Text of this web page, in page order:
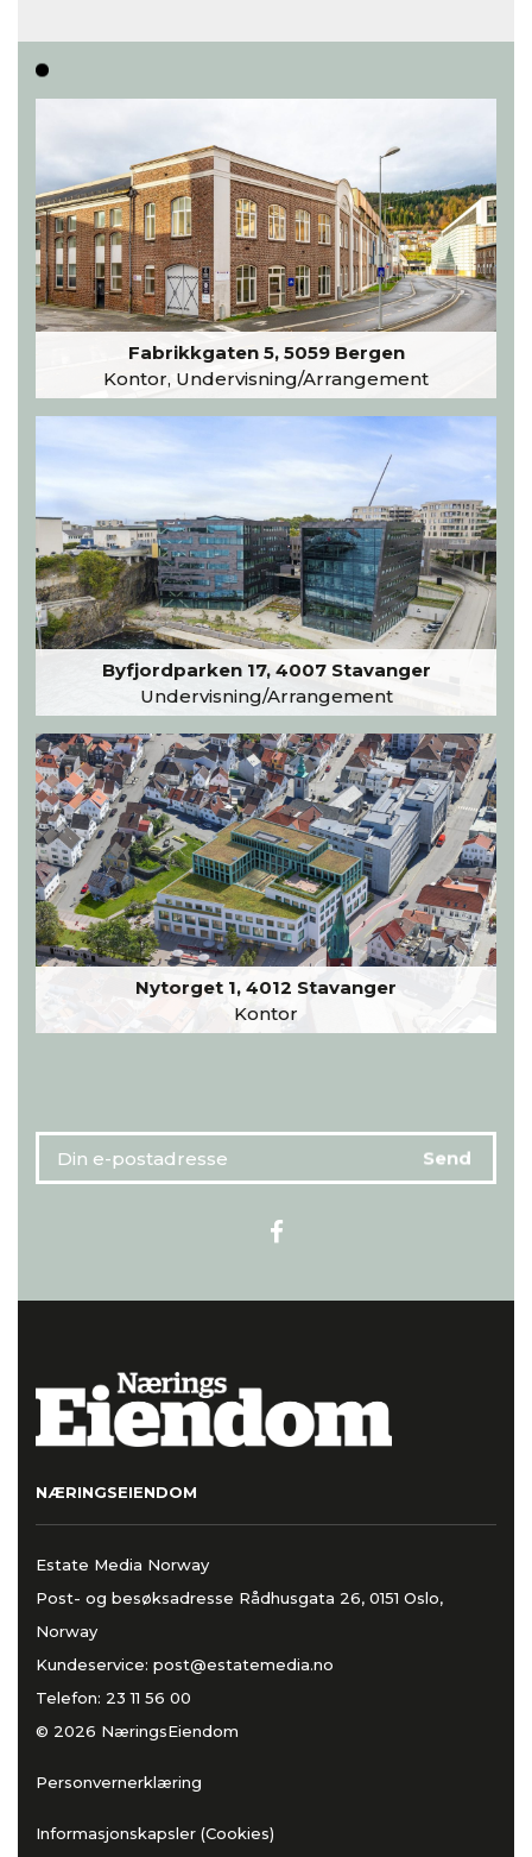
Les hele artikkelen
Fabrikkgaten 5, 5059 Bergen
Kontor, Undervisning/Arrangement
Byfjordparken 17, 4007 Stavanger
Undervisning/Arrangement
Nytorget 1, 4012 Stavanger
Kontor
NÆRINGSEIENDOM
Estate Media Norway
Post- og besøksadresse Rådhusgata 26, 0151 Oslo,
Norway
Kundeservice: post@estatemedia.no
Telefon: 23 11 56 00
© 2026 NæringsEiendom
Personvernerklæring
Informasjonskapsler (Cookies)